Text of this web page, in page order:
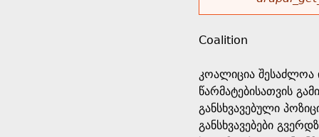
r
s
e
h
e
o
r
m
Coalition
კოალიცია შესაძლოა
წარმატებისათვის
განსხვავებული
განსხვავებები